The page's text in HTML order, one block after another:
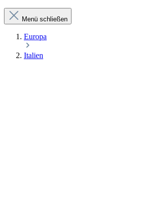
Menü schließen
Europa
Italien